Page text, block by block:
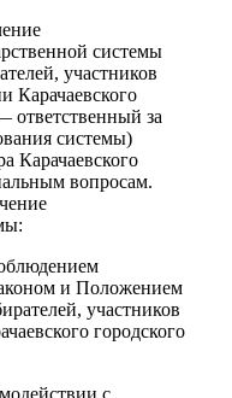
системы
участников
Карачаевского
ответственный за
системы)
Карачаевского
вопросам.
и Положением
участников
городского
с